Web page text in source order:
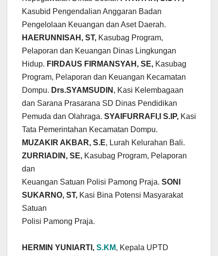
Kasubid Pengendalian Anggaran Badan
Pengelolaan Keuangan dan Aset Daerah.
HAERUNNISAH, ST, Kasubag Program,
Pelaporan dan Keuangan Dinas Lingkungan
Hidup. FIRDAUS FIRMANSYAH, SE, Kasubag
Program, Pelaporan dan Keuangan Kecamatan
Dompu. Drs.SYAMSUDIN , Kasi Kelembagaan
dan Sarana Prasarana SD Dinas Pendidikan
Pemuda dan Olahraga. SYAIFURRAFI,I S.IP, Kasi
Tata Pemerintahan Kecamatan Dompu.
MUZAKIR AKBAR, S.E, Lurah Kelurahan Bali.
ZURRIADIN, SE, Kasubag Program, Pelaporan
dan
Keuangan Satuan Polisi Pamong Praja. SONI
SUKARNO, ST, Kasi Bina Potensi Masyarakat
Satuan
Polisi Pamong Praja.
HERMIN YUNIARTI, S.KM, Kepala UPTD